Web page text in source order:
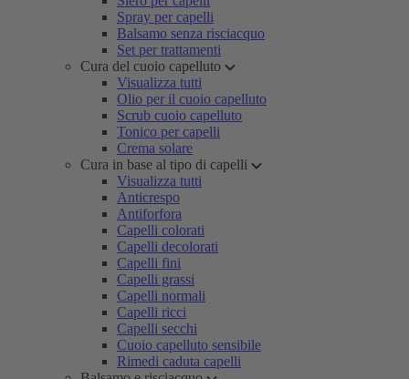
Spray per capelli
Balsamo senza risciacquo
Set per trattamenti
Cura del cuoio capelluto
Visualizza tutti
Olio per il cuoio capelluto
Scrub cuoio capelluto
Tonico per capelli
Crema solare
Cura in base al tipo di capelli
Visualizza tutti
Anticrespo
Antiforfora
Capelli colorati
Capelli decolorati
Capelli fini
Capelli grassi
Capelli normali
Capelli ricci
Capelli secchi
Cuoio capelluto sensibile
Rimedi caduta capelli